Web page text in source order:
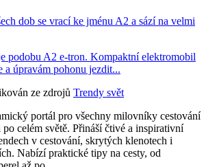
dob se vrací ke jménu A2 a sází na velmi
podobu A2 e-tron. Kompaktní elektromobil
a úpravám pohonu jezdit...
ze zdrojů Trendy svět
portál pro všechny milovníky cestování
celém světě. Přináší čtivé a inspirativní
v cestování, skrytých klenotech i
Nabízí praktické tipy na cesty, od